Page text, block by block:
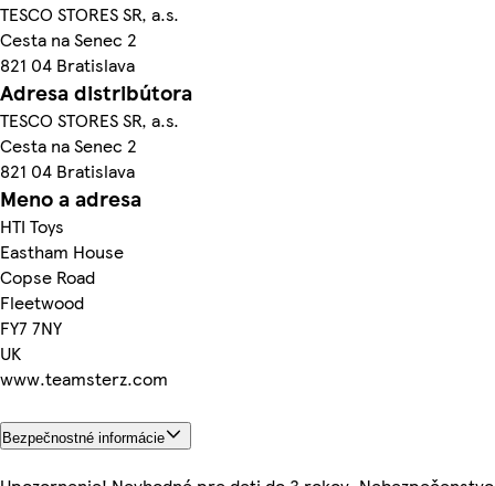
TESCO STORES SR, a.s.
Cesta na Senec 2
821 04 Bratislava
Adresa distribútora
TESCO STORES SR, a.s.
Cesta na Senec 2
821 04 Bratislava
Meno a adresa
HTI Toys
Eastham House
Copse Road
Fleetwood
FY7 7NY
UK
www.teamsterz.com
Bezpečnostné informácie